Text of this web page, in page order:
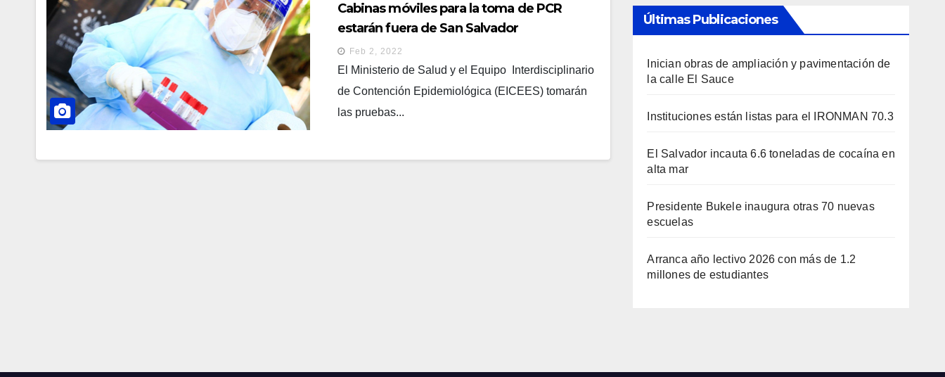
Cabinas móviles para la toma de PCR
estarán fuera de San Salvador
Feb 2, 2022
El Ministerio de Salud y el Equipo Interdisciplinario
de Contención Epidemiológica (EICEES) tomarán
las pruebas...
Últimas Publicaciones
Inician obras de ampliación y pavimentación de
la calle El Sauce
Instituciones están listas para el IRONMAN 70.3
El Salvador incauta 6.6 toneladas de cocaína en
alta mar
Presidente Bukele inaugura otras 70 nuevas
escuelas
Arranca año lectivo 2026 con más de 1.2
millones de estudiantes